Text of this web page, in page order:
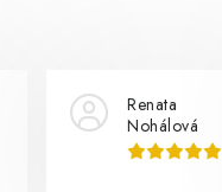
Renata
Nohálová